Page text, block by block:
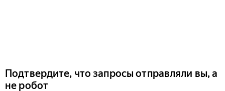
Подтвердите, что запросы отправляли вы, а
не робот